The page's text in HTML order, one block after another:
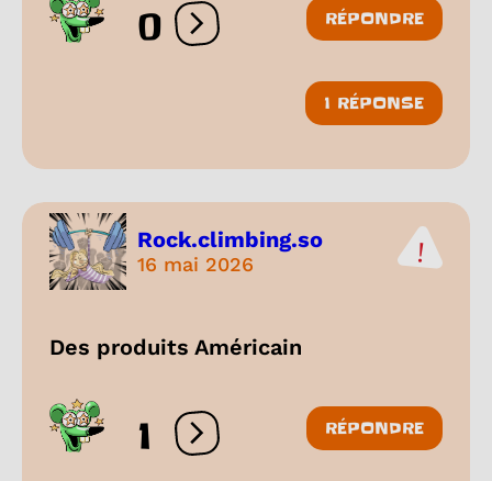
0 Ouvrir les réactions
RÉPONDRE
1 RÉPONSE
Rock.climbing.so
16 mai 2026
Des produits Américain
1 Ouvrir les réactions
RÉPONDRE